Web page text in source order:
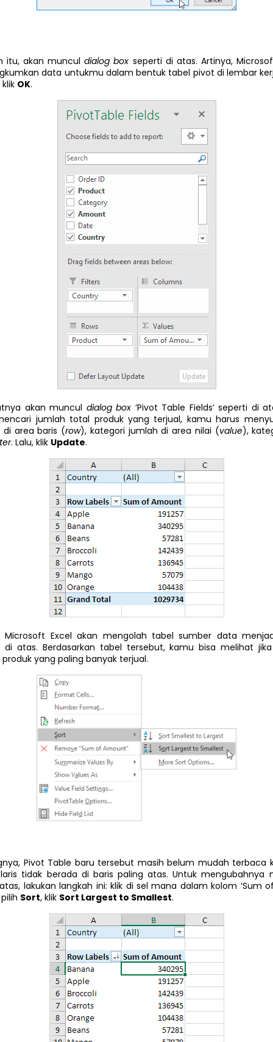
itu, akan munculdialog box seperti di atas. Artinya,
data untukmu dalam bentuk tabel pivot di lembar
OK.
akan muncul dialog box ‘Pivot Table Fields’ seperti di
jumlah total produk yang terjual, kamu harus
di area baris (row), kategori jumlah di area nilai (value),
. Lalu, klik Update.
Microsoft Excel akan mengolah tabel sumber data
di atas. Berdasarkan tabel tersebut, kamu bisa melihat
yang paling banyak terjual.
Pivot Table baru tersebut masih belum mudah terbaca
tidak berada di baris paling atas. Untuk mengubahnya
lakukan langkah ini: klik di sel mana dalam kolom ‘Sum
Sort, klik Sort Largest to Smallest.